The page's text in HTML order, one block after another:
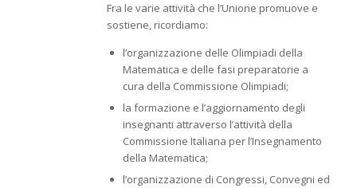
Fra le varie attività che l’Unione promuove e
sostiene, ricordiamo:
l’organizzazione delle Olimpiadi della
Matematica e delle fasi preparatorie a
cura della Commissione Olimpiadi;
la formazione e l’aggiornamento degli
insegnanti attraverso l’attività della
Commissione Italiana per l’Insegnamento
della Matematica;
l’organizzazione di Congressi, Convegni ed